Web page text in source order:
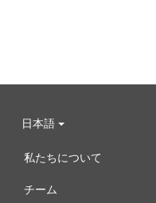
日本語
私たちについて
チーム